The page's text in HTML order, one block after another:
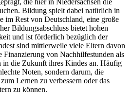
Bildung spielt dabei natürlich in
im Rest von Deutschland, eine große
Bildungsabschluss bietet hohen
und ist förderlich bezüglich der
sind mittlerweile viele Eltern davon
Finanzierung von Nachhilfestunden als
in die Zukunft ihres Kindes an. Häufig
Noten, sondern darum, die
Lernen zu verbessern oder das
zu können.